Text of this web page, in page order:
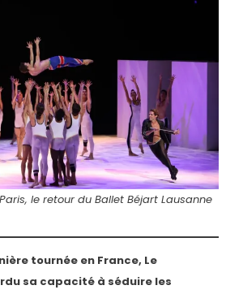
le retour du Ballet Béjart Lausanne
tournée en France, Le
sa capacité à séduire les